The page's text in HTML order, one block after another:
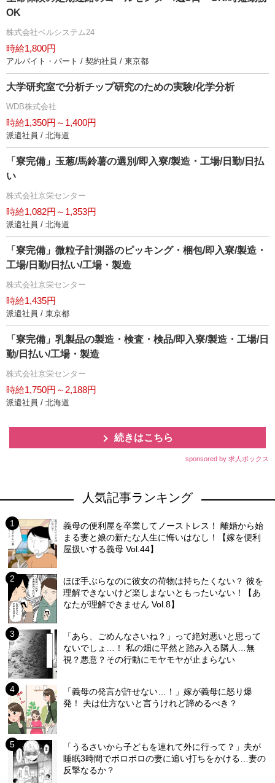
OK
株式会社ベルシステム24
時給1,800円
アルバイト・パート / 契約社員 / 東京都
大学研究室で分析チップ研究のための実験/化学分析
WDB株式会社
時給1,350円～1,400円
派遣社員 / 北海道
「寮完備」玉葱/馬鈴薯の選別/即入寮/製造・工場/日勤/日払
い
株式会社京栄センター
時給1,082円～1,353円
派遣社員 / 北海道
「寮完備」微粒子計測器のピッキング・梱包/即入寮/製造・
工場/日勤/日払い/工場・製造
株式会社京栄センター
時給1,435円
派遣社員 / 東京都
「寮完備」乳製品の製造・検査・検品/即入寮/製造・工場/日
勤/日払い/工場・製造
株式会社京栄センター
時給1,750円～2,188円
派遣社員 / 北海道
続きはこちら
sponsored by 求人ボックス
人気記事ランキング
義母の便利屋を卒業してノーストレス！ 離婚から始
まる妻と娘の新たな人生に悔いはなし！【嫁を便利
屋扱いする義母 Vol.44】
ほぼ手ぶらなのに彼女の荷物は持ちたくない？ 彼を
理解できないけど楽しまないともったいない！【あ
なたが理解できません Vol.8】
「あら、ごめんなさいね？」って絶対悪いと思って
ないでしょ…！ 私の畑に平然と踏み入る隣人…無
視？悪意？その行動にモヤモヤが止まらない
「義母の発言が許せない…！」嫁が義母に怒り爆
発！ 夫は仕方ないと言うけれど諦めるべき？
「うるさいから子どもを連れて外に行って？」夫が
睡眠3時間でボロボロの妻に追い打ちをかける…妻の
反撃なるか？